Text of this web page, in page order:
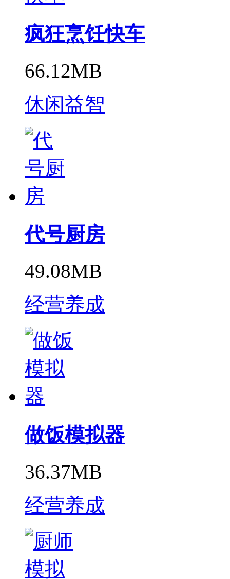
疯狂烹饪快车
66.12MB
休闲益智
代号厨房
49.08MB
经营养成
做饭模拟器
36.37MB
经营养成